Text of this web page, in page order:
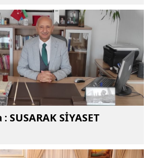
SUSARAK SİYASET